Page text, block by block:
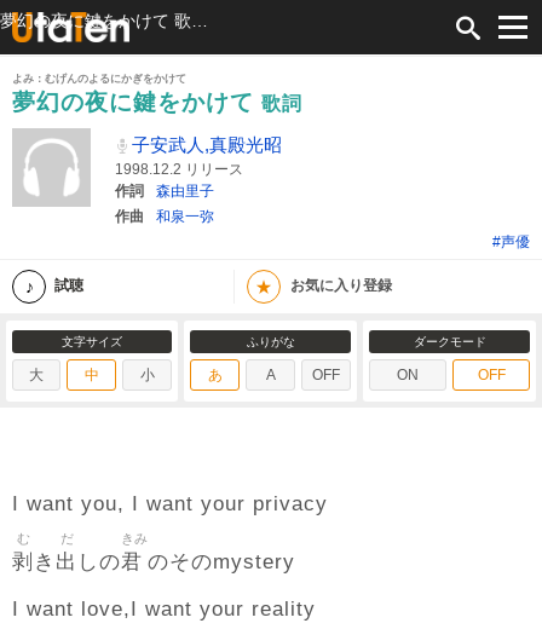
よみ：むげんのよるにかぎをかけて
夢幻の夜に鍵をかけて 歌詞
子安武人,真殿光昭
1998.12.2 リリース
作詞
森由里子
作曲
和泉一弥
#声優
試聴 ★ お気に入り登録
文字サイズ
大 中 小
ふりがな
あ A OFF
ダークモード
ON OFF
I want you, I want your privacy
剥
む
き 出
だ
しの君
きみ
のそのmystery
I want love,I want your reality